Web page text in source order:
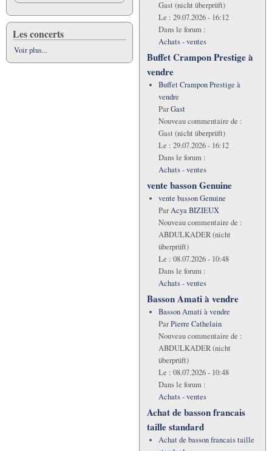
pédagogique.
Les concerts
Voir plus...
Gast (nicht überprüft)
Le : 29.07.2026 - 16:12
Dans le forum :
Achats - ventes
Buffet Crampon Prestige à
vendre
Buffet Crampon Prestige à
vendre
ParGast
Nouveau commentaire de :
Gast (nicht überprüft)
Le : 29.07.2026 - 16:12
Dans le forum :
Achats - ventes
vente basson Genuine
vente basson Genuine
ParAcya BIZIEUX
Nouveau commentaire de :
ABDULKADER (nicht
überprüft)
Le : 08.07.2026 - 10:48
Dans le forum :
Achats - ventes
Basson Amati à vendre
Basson Amati à vendre
ParPierre Cathelain
Nouveau commentaire de :
ABDULKADER (nicht
überprüft)
Le : 08.07.2026 - 10:48
Dans le forum :
Achats - ventes
Achat de basson francais
taille standard
Achat de basson francais taille